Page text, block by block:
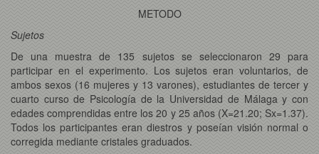
METODO
Sujetos
De una muestra de 135 sujetos se seleccionaron 29 para
participar en el experimento. Los sujetos eran voluntarios, de
ambos sexos (16 mujeres y 13 varones), estudiantes de tercer y
cuarto curso de Psicología de la Universidad de Málaga y con
edades comprendidas entre los 20 y 25 años (X=21.20; Sx=1.37).
Todos los participantes eran diestros y poseían visión normal o
corregida mediante cristales graduados.